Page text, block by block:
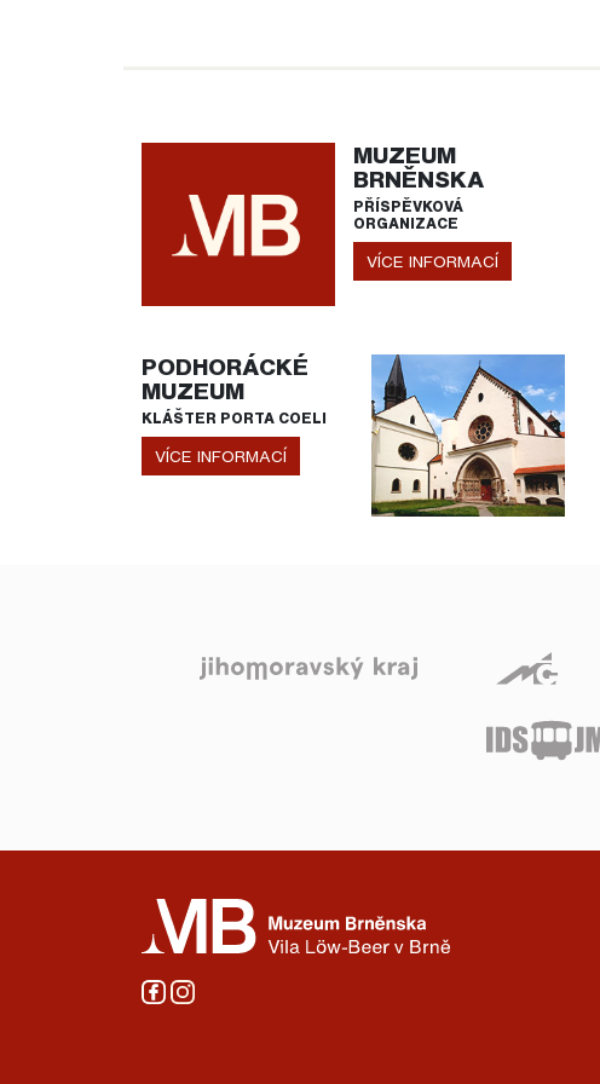
MUZEUM
BRNĚNSKA
PŘÍSPĚVKOVÁ
ORGANIZACE
VÍCE INFORMACÍ
PODHORÁCKÉ
MUZEUM
KLÁŠTER PORTA COELI
VÍCE INFORMACÍ